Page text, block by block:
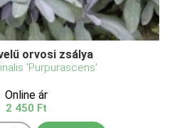
orvosi zsálya
'Purpurascens'
Online ár
2 450 Ft